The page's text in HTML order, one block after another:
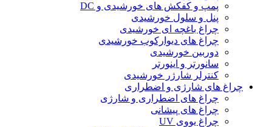
پمپ و کفکش های خورشیدی و DC
پنل و سلول خورشیدی
چراغ باغچه ای خورشیدی
چراغ های دیوارکوب خورشیدی
دوربین خورشیدی
سانورتر و اینورتر
کنترلر شارژر خورشیدی
چراغ های شارژی و اضطراری
چراغ های اضطراری و شارژی
چراغ های پیشانی
چراغ یووی UV